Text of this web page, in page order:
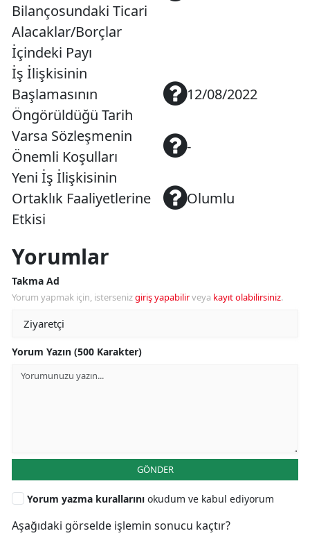
Bilançosundaki Ticari
Alacaklar/Borçlar
İçindeki Payı
İş İlişkisinin
Başlamasının
Öngörüldüğü Tarih
12/08/2022
Varsa Sözleşmenin
Önemli Koşulları
-
Yeni İş İlişkisinin
Ortaklık Faaliyetlerine
Etkisi
Olumlu
Yorumlar
Takma Ad
Yorum yapmak için, istersenizgiriş yapabilirveya kayıt olabilirsiniz.
Yorum Yazın (500 Karakter)
GÖNDER
Yorum yazma kurallarını okudum ve kabul ediyorum
Aşağıdaki görselde işlemin sonucu kaçtır?